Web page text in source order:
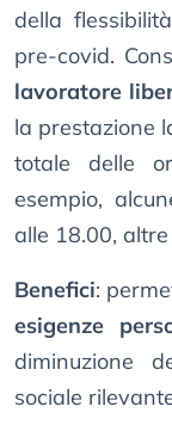
della
pre-covid.
lavoratore
la prestazione
totale delle
esempio,
alle 18.00,
Benefici:
esigenze
diminuzione
sociale